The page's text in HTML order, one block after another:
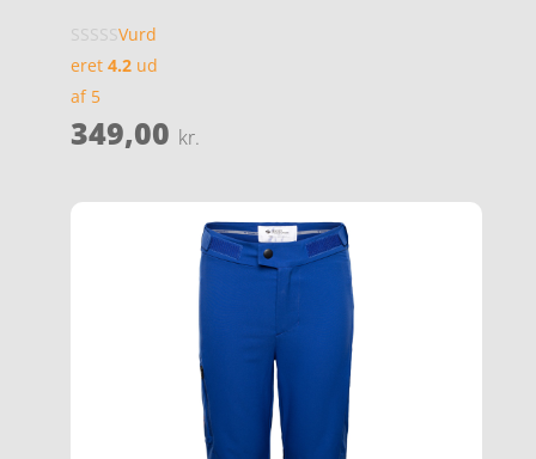
Vurd
eret 4.2ud
af 5
349,00 kr.